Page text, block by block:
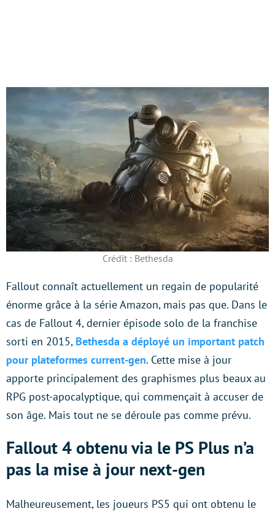
Crédit : Bethesda
Fallout connaît actuellement un regain de popularité
énorme grâce à la série Amazon, mais pas que. Dans le
cas de Fallout 4, dernier épisode solo de la franchise
sorti en 2015, Bethesda a déployé un important patch
pour plateformes current-gen. Cette mise à jour
apporte principalement des graphismes plus beaux au
RPG post-apocalyptique, qui commençait à accuser de
son âge. Mais tout ne se déroule pas comme prévu.
Fallout 4 obtenu via le PS Plus n’a
pas la mise à jour next-gen
Malheureusement, les joueurs PS5 qui ont obtenu le